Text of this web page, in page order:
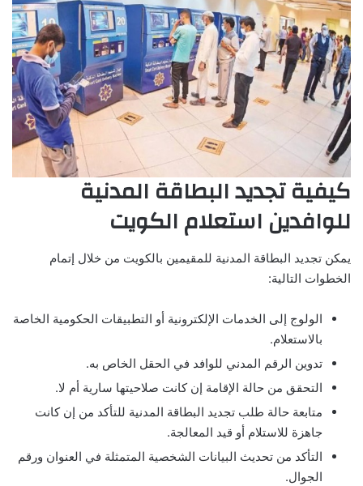
كيفية تجديد البطاقة المدنية
للوافدين استعلام الكويت
يمكن تجديد البطاقة المدنية للمقيمين بالكويت من خلال إتمام
الخطوات التالية:
الولوج إلى الخدمات الإلكترونية أو التطبيقات الحكومية الخاصة
بالاستعلام.
تدوين الرقم المدني للوافد في الحقل الخاص به.
التحقق من حالة الإقامة إن كانت صلاحيتها سارية أم لا.
متابعة حالة طلب تجديد البطاقة المدنية للتأكد من إن كانت
جاهزة للاستلام أو قيد المعالجة.
التأكد من تحديث البيانات الشخصية المتمثلة في العنوان ورقم
الجوال.